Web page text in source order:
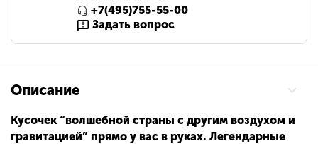
+7(495)755-55-00
Задать вопрос
Описание
Кусочек “волшебной страны с другим воздухом и
гравитацией” прямо у вас в руках. Легендарные